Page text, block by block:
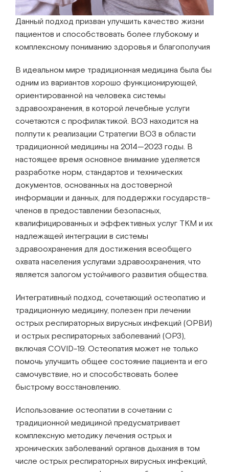
Данный подход призван улучшить качество жизни
пациентов и способствовать более глубокому и
комплексному пониманию здоровья и благополучия
В идеальном мире традиционная медицина была бы
одним из вариантов хорошо функционирующей,
ориентированной на человека системы
здравоохранения, в которой лечебные услуги
сочетаются с профилактикой. ВОЗ находится на
полпути к реализации Стратегии ВОЗ в области
традиционной медицины на 2014—2023 годы. В
настоящее время основное внимание уделяется
разработке норм, стандартов и технических
документов, основанных на достоверной
информации и данных, для поддержки государств-
членов в предоставлении безопасных,
квалифицированных и эффективных услуг ТКМ и их
надлежащей интеграции в системы
здравоохранения для достижения всеобщего
охвата населения услугами здравоохранения, что
является залогом устойчивого развития общества.
Интегративный подход, сочетающий остеопатию и
традиционную медицину, полезен при лечении
острых респираторных вирусных инфекций (ОРВИ)
и острых респираторных заболеваний (ОРЗ),
включая COVID-19. Остеопатия может не только
помочь улучшить общее состояние пациента и его
самочувствие, но и способствовать более
быстрому восстановлению.
Использование остеопатии в сочетании с
традиционной медициной предусматривает
комплексную методику лечения острых и
хронических заболеваний органов дыхания в том
числе острых респираторных вирусных инфекций,